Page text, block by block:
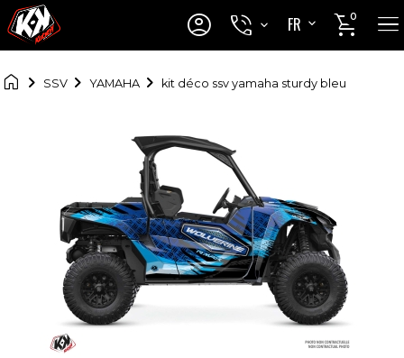
 
FR
EN

0 
 SSV YAMAHA kit déco ssv yamaha sturdy bleu